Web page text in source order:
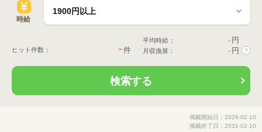
時給
ヒット件数： -件
平均時給： - 円
月収換算： - 円 ?
検索する
掲載開始日：2026-02-10
掲載終了日：2031-02-10